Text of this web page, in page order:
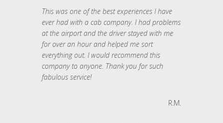
This was one of the best experiences I have
ever had with a cab company. I had problems
at the airport and the driver stayed with me
for over an hour and helped me sort
everything out. I would recommend this
company to anyone. Thank you for such
fabulous service!
R.M.